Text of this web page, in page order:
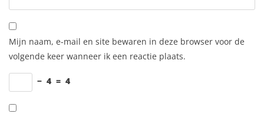
Mijn naam, e-mail en site bewaren in deze browser voor de
volgende keer wanneer ik een reactie plaats.
− 4 = 4